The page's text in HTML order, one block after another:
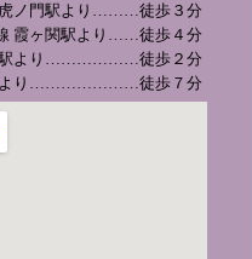
虎ノ門駅より………徒歩３分
霞ヶ関駅より……徒歩４分
駅より………………徒歩２分
より…………………徒歩７分